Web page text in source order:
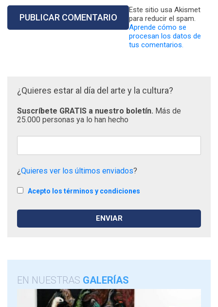
Este sitio usa Akismet
para reducir el spam.
Aprende cómo se
procesan los datos de
tus comentarios.
¿Quieres estar al día del arte y la cultura?
Suscríbete GRATIS a nuestro boletín. Más de
25.000 personas ya lo han hecho
¿Quieres ver los últimos enviados?
Acepto los términos y condiciones
EN NUESTRAS GALERÍAS